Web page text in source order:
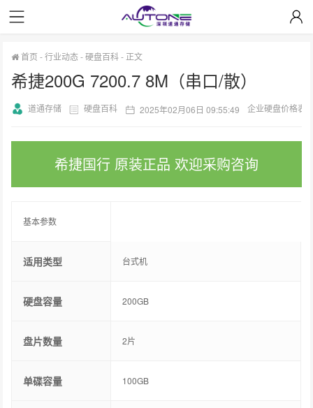
首页 -行业动态-硬盘百科- 正文
希捷200G 7200.7 8M（串口/散）
道通存储 硬盘百科 2025年02月06日 09:55:49 企业硬盘价格表
希捷国行 原装正品 欢迎采购咨询
基本参数
适用类型 台式机
硬盘容量 200GB
盘片数量 2片
单碟容量 100GB